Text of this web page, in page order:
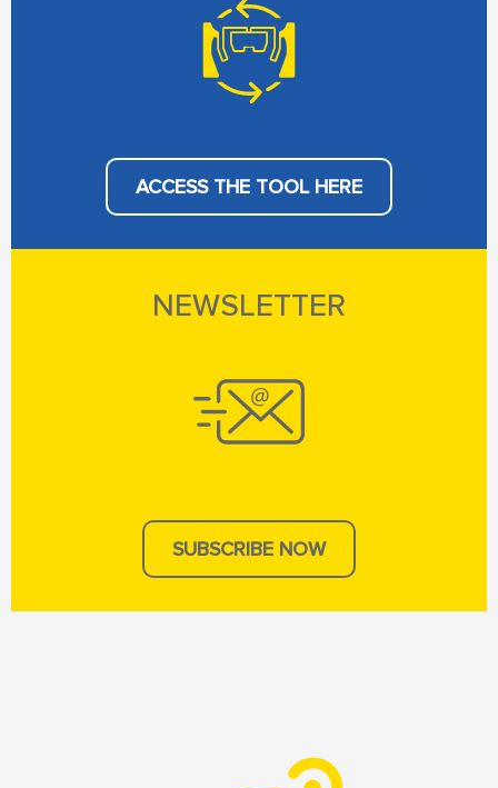
ACCESS THE TOOL HERE
NEWSLETTER
SUBSCRIBE NOW